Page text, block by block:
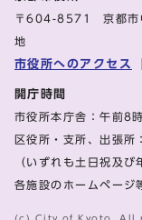
〒604-8571 京都市
地
市役所へのアクセス
開庁時間
市役所本庁舎：午前
区役所・支所、出張
（いずれも土日祝及び
各施設のホームページ